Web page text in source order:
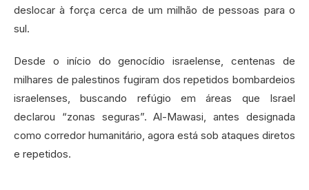
deslocar à força cerca de um milhão de pessoas para o
sul.
Desde o início do genocídio israelense, centenas de
milhares de palestinos fugiram dos repetidos bombardeios
israelenses, buscando refúgio em áreas que Israel
declarou “zonas seguras”. Al-Mawasi, antes designada
como corredor humanitário, agora está sob ataques diretos
e repetidos.